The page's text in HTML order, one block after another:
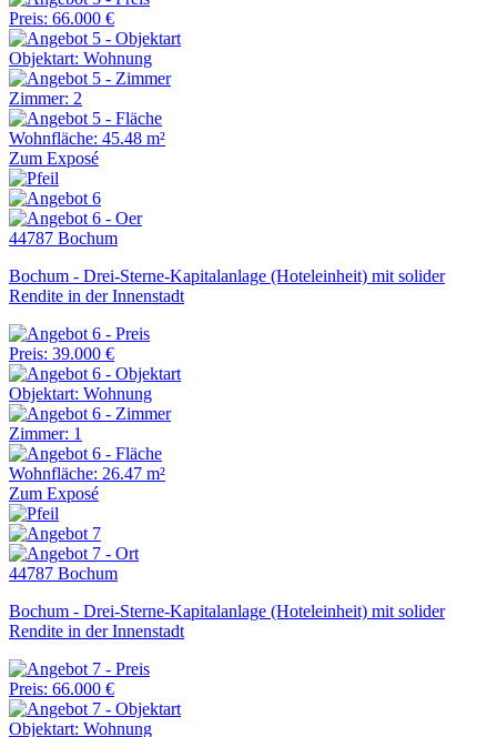
Preis: 66.000 €
Objektart: Wohnung
Zimmer: 2
Wohnfläche: 45.48 m²
Zum Exposé
44787 Bochum
Bochum - Drei-Sterne-Kapitalanlage (Hoteleinheit) mit solider
Rendite in der Innenstadt
Preis: 39.000 €
Objektart: Wohnung
Zimmer: 1
Wohnfläche: 26.47 m²
Zum Exposé
44787 Bochum
Bochum - Drei-Sterne-Kapitalanlage (Hoteleinheit) mit solider
Rendite in der Innenstadt
Preis: 66.000 €
Objektart: Wohnung